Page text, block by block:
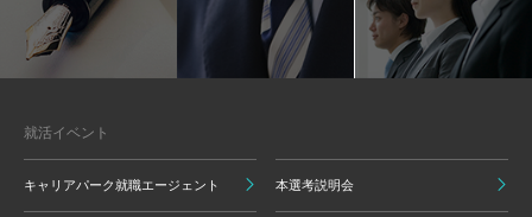
就活イベント
キャリアパーク就職エージェント 本選考説明会